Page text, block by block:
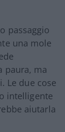
passaggio
una mole
paura, ma
Le due cose
intelligente
aiutarla